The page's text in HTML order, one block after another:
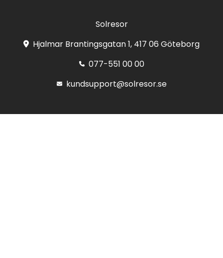
Solresor
Hjalmar Brantingsgatan 1, 417 06 Göteborg
077-551 00 00
kundsupport@solresor.se